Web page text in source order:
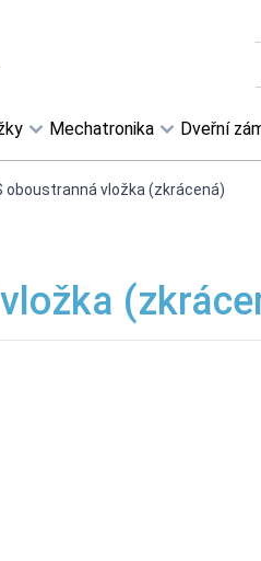
Mechatronika Dveřní
oboustranná vložka (zkrácená)